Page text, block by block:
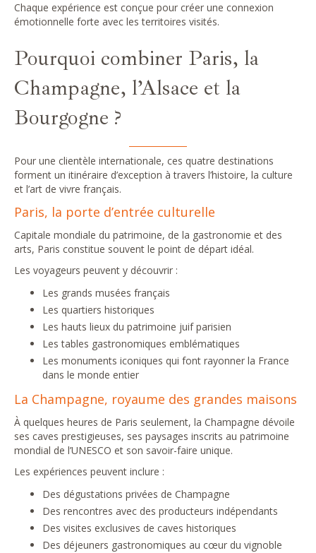
Chaque expérience est conçue pour créer une connexion
émotionnelle forte avec les territoires visités.
Pourquoi combiner Paris, la
Champagne, l’Alsace et la
Bourgogne ?
Pour une clientèle internationale, ces quatre destinations
forment un itinéraire d’exception à travers l’histoire, la culture
et l’art de vivre français.
Paris, la porte d’entrée culturelle
Capitale mondiale du patrimoine, de la gastronomie et des
arts, Paris constitue souvent le point de départ idéal.
Les voyageurs peuvent y découvrir :
Les grands musées français
Les quartiers historiques
Les hauts lieux du patrimoine juif parisien
Les tables gastronomiques emblématiques
Les monuments iconiques qui font rayonner la France
dans le monde entier
La Champagne, royaume des grandes maisons
À quelques heures de Paris seulement, la Champagne dévoile
ses caves prestigieuses, ses paysages inscrits au patrimoine
mondial de l’UNESCO et son savoir-faire unique.
Les expériences peuvent inclure :
Des dégustations privées de Champagne
Des rencontres avec des producteurs indépendants
Des visites exclusives de caves historiques
Des déjeuners gastronomiques au cœur du vignoble